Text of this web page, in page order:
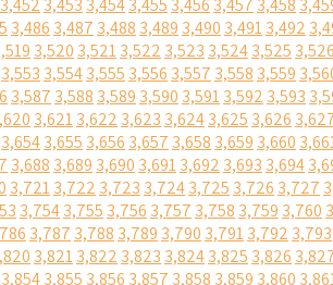
3,452 3,453 3,4543,455 3,456 3,457 3,458
3,486 3,487 3,488 3,489 3,490 3,4913,492
3,520 3,5213,522 3,523 3,5243,525 3,526
3,553 3,5543,555 3,556 3,557 3,558 3,559
3,587 3,588 3,589 3,590 3,5913,592 3,593
3,6213,622 3,623 3,6243,625 3,626
3,6543,655 3,656 3,657 3,658 3,659 3,660
3,688 3,689 3,690 3,6913,692 3,693 3,694
3,7213,722 3,723 3,7243,725 3,726 3,727
3,7543,755 3,756 3,757 3,758 3,759 3,760
3,787 3,788 3,789 3,790 3,7913,792 3,793
3,8213,822 3,823 3,8243,825 3,826
3,8543,855 3,856 3,857 3,858 3,859 3,860